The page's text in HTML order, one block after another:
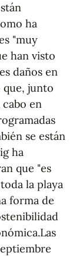
ha
"muy
han visto
daños en
que, junto
cabo en
se están
ha
que "es
la playa
forma de